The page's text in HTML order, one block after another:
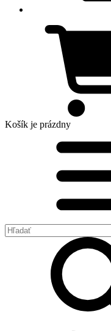
Košík je prázdny